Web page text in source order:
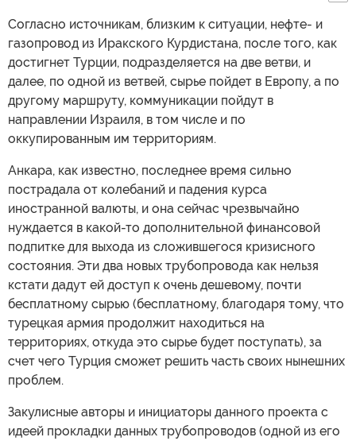
Согласно источникам, близким к ситуации, нефте- и
газопровод из Иракского Курдистана, после того, как
достигнет Турции, подразделяется на две ветви, и
далее, по одной из ветвей, сырье пойдет в Европу, а по
другому маршруту, коммуникации пойдут в
направлении Израиля, в том числе и по
оккупированным им территориям.
Анкара, как известно, последнее время сильно
пострадала от колебаний и падения курса
иностранной валюты, и она сейчас чрезвычайно
нуждается в какой-то дополнительной финансовой
подпитке для выхода из сложившегося кризисного
состояния. Эти два новых трубопровода как нельзя
кстати дадут ей доступ к очень дешевому, почти
бесплатному сырью (бесплатному, благодаря тому, что
турецкая армия продолжит находиться на
территориях, откуда это сырье будет поступать), за
счет чего Турция сможет решить часть своих нынешних
проблем.
Закулисные авторы и инициаторы данного проекта с
идеей прокладки данных трубопроводов (одной из его